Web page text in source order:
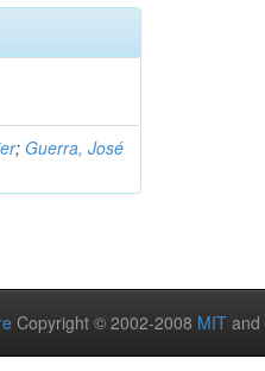
; Guerra, José
Copyright © 2002-2008 MIT and